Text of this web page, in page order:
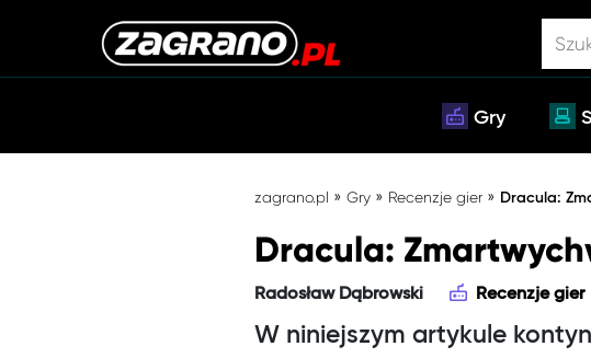
Gry
zagrano.pl » Gry » Recenzje gier » Dracula:
Dracula:
Radosław Dąbrowski Recenzje gier
W niniejszym artykule